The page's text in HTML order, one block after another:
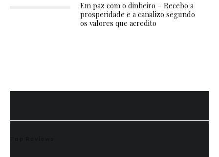
Em paz com o dinheiro – Recebo a
prosperidade e a canalizo segundo
os valores que acredito